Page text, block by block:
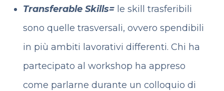
Transferable Skills=le skill trasferibili
sono quelle trasversali, ovvero spendibili
in più ambiti lavorativi differenti. Chi ha
partecipato al workshop ha appreso
come parlarne durante un colloquio di